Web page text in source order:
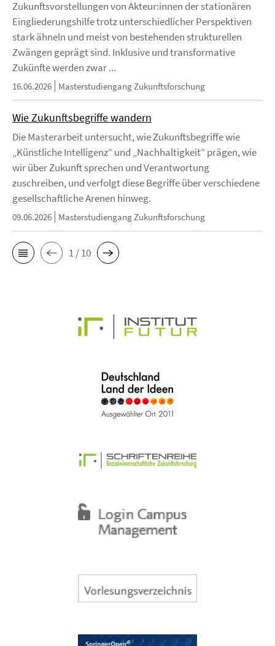
Zukunftsvorstellungen von Akteur:innen der stationären
Eingliederungshilfe trotz unterschiedlicher Perspektiven
stark ähneln und meist von bestehenden strukturellen
Zwängen geprägt sind. Inklusive und transformative
Zukünfte werden zwar ...
16.06.2026 Masterstudiengang Zukunftsforschung
Wie Zukunftsbegriffe wandern
Die Masterarbeit untersucht, wie Zukunftsbegriffe wie
„Künstliche Intelligenz“ und „Nachhaltigkeit“ prägen, wie
wir über Zukunft sprechen und Verantwortung
zuschreiben, und verfolgt diese Begriffe über verschiedene
gesellschaftliche Arenen hinweg.
09.06.2026 Masterstudiengang Zukunftsforschung
1 / 10